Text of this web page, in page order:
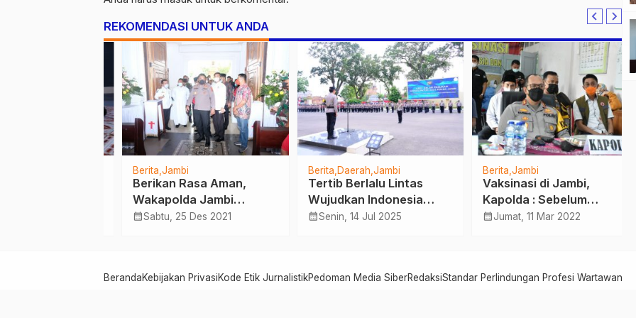
REKOMENDASI UNTUK ANDA
Berita Jambi
Berikan Rasa Aman,
Wakapolda Jambi
Bersama Gubernur
Sabtu, 25 Des 2021
Berita Daerah Jambi
Tertib Berlalu Lintas
Wujudkan Indonesia
Emas, Kapolda Jambi
Senin, 14 Jul 2025
Berita Jambi
Vaksinasi di Jambi,
Kapolda : Sebelum
Ramadhan Pencapaian
Jumat, 11 Mar 2022
BerandaKebijakan PrivasiKode Etik JurnalistikPedoman Media SiberRedaksiStandar Perlindungan Profesi Wartawan